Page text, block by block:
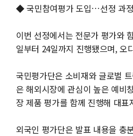
◆ 국민참여평가 도입…선정 과
이번 선정에서는 전문가 평가와
일부터 24일까지 진행됐으며, 오
국민평가단은 소비재와 글로벌
은 해외시장에 관심이 높은 예비
장 제품 평가를 함께 진행해 대
외국인 평가단은 발표 내용을 충